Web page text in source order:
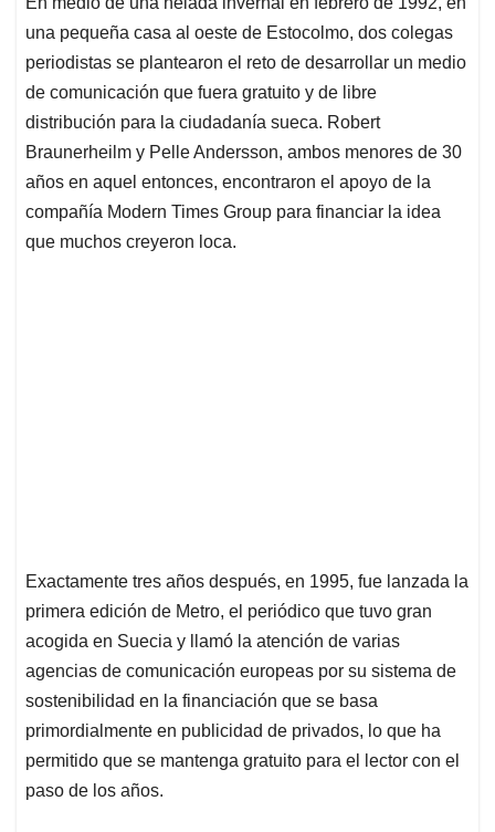
s
A
p
p
b
o
o
k
e
d
I
n
l
a
d
s
una pequeña casa al oeste de Estocolmo, dos colegas
periodistas se plantearon el reto de desarrollar un medio
de comunicación que fuera gratuito y de libre
distribución para la ciudadanía sueca. Robert
Braunerheilm y Pelle Andersson, ambos menores de 30
años en aquel entonces, encontraron el apoyo de la
compañía Modern Times Group para financiar la idea
que muchos creyeron loca.
Exactamente tres años después, en 1995, fue lanzada la
primera edición de Metro, el periódico que tuvo gran
acogida en Suecia y llamó la atención de varias
agencias de comunicación europeas por su sistema de
sostenibilidad en la financiación que se basa
primordialmente en publicidad de privados, lo que ha
permitido que se mantenga gratuito para el lector con el
paso de los años.